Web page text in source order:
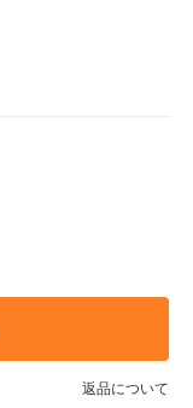
返品について